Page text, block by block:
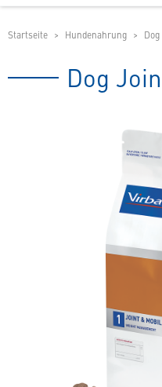
Ihr
Shop
spezielles
Header
mobilen
Startseite Hundenahrung
Dog